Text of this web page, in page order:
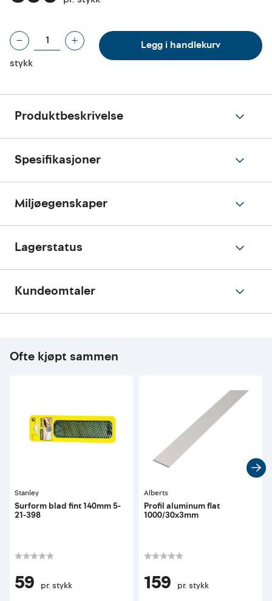
stykk
Legg i handlekurv
Produktbeskrivelse
Spesifikasjoner
Miljøegenskaper
Lagerstatus
Kundeomtaler
Ofte kjøpt sammen
Stanley
Surform blad fint 140mm 5-
21-398
59 pr. stykk
Alberts
Profil aluminum flat
1000/30x3mm
159 pr. stykk